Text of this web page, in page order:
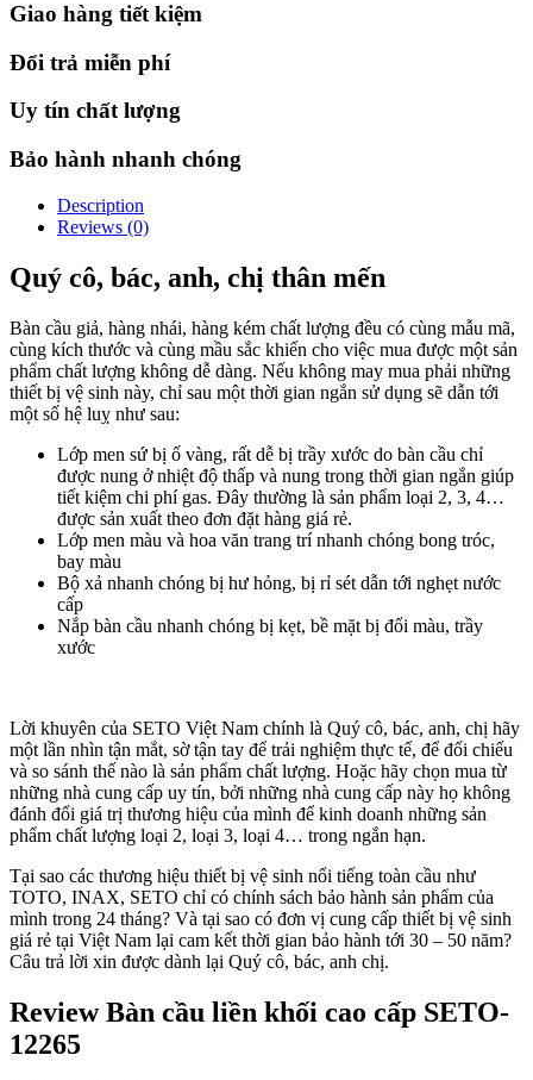
Giao hàng tiết kiệm
Đổi trả miễn phí
Uy tín chất lượng
Bảo hành nhanh chóng
Description
Reviews (0)
Quý cô, bác, anh, chị thân mến
Bàn cầu giả, hàng nhái, hàng kém chất lượng đều có cùng mẫu mã,
cùng kích thước và cùng mầu sắc khiến cho việc mua được một sản
phẩm chất lượng không dễ dàng. Nếu không may mua phải những
thiết bị vệ sinh này, chỉ sau một thời gian ngắn sử dụng sẽ dẫn tới
một số hệ luỵ như sau:
Lớp men sứ bị ố vàng, rất dễ bị trầy xước do bàn cầu chỉ
được nung ở nhiệt độ thấp và nung trong thời gian ngắn giúp
tiết kiệm chi phí gas. Đây thường là sản phẩm loại 2, 3, 4…
được sản xuất theo đơn đặt hàng giá rẻ.
Lớp men màu và hoa văn trang trí nhanh chóng bong tróc,
bay màu
Bộ xả nhanh chóng bị hư hỏng, bị rỉ sét dẫn tới nghẹt nước
cấp
Nắp bàn cầu nhanh chóng bị kẹt, bề mặt bị đổi màu, trầy
xước
Lời khuyên của SETO Việt Nam chính là Quý cô, bác, anh, chị hãy
một lần nhìn tận mắt, sờ tận tay để trải nghiệm thực tế, để đối chiếu
và so sánh thế nào là sản phẩm chất lượng. Hoặc hãy chọn mua từ
những nhà cung cấp uy tín, bởi những nhà cung cấp này họ không
đánh đổi giá trị thương hiệu của mình để kinh doanh những sản
phẩm chất lượng loại 2, loại 3, loại 4… trong ngắn hạn.
Tại sao các thương hiệu thiết bị vệ sinh nổi tiếng toàn cầu như
TOTO, INAX, SETO chỉ có chính sách bảo hành sản phẩm của
mình trong 24 tháng? Và tại sao có đơn vị cung cấp thiết bị vệ sinh
giá rẻ tại Việt Nam lại cam kết thời gian bảo hành tới 30 – 50 năm?
Câu trả lời xin được dành lại Quý cô, bác, anh chị.
Review Bàn cầu liền khối cao cấp SETO-
12265